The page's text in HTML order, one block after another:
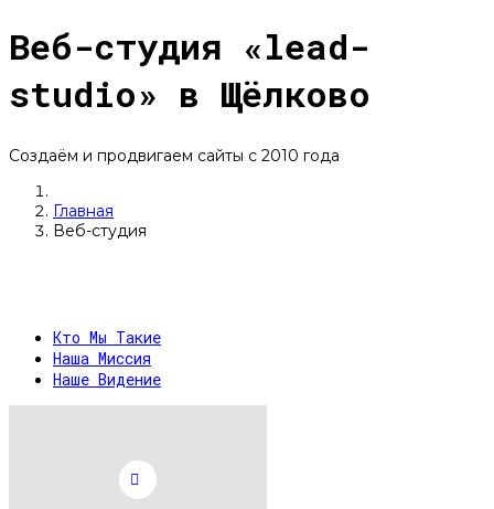
Веб-студия «lead-
studio» в Щёлково
Создаём и продвигаем сайты с 2010 года
Главная
Веб-студия
Кто Мы Такие
Наша Миссия
Наше Видение